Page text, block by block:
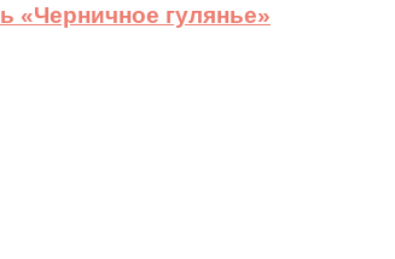
«Черничное гулянье»